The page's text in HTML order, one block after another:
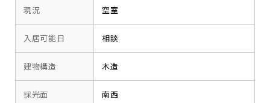
現況 空室
入居可能日 相談
建物構造 木造
採光面 南西